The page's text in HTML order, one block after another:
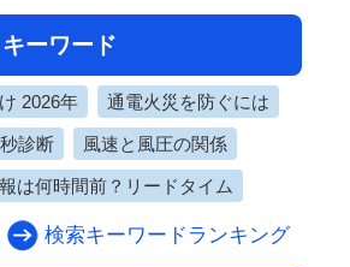
ーワード
2026年 通電火災を防ぐには
診断 風速と風圧の関係
は何時間前？リードタイム
検索キーワードランキング